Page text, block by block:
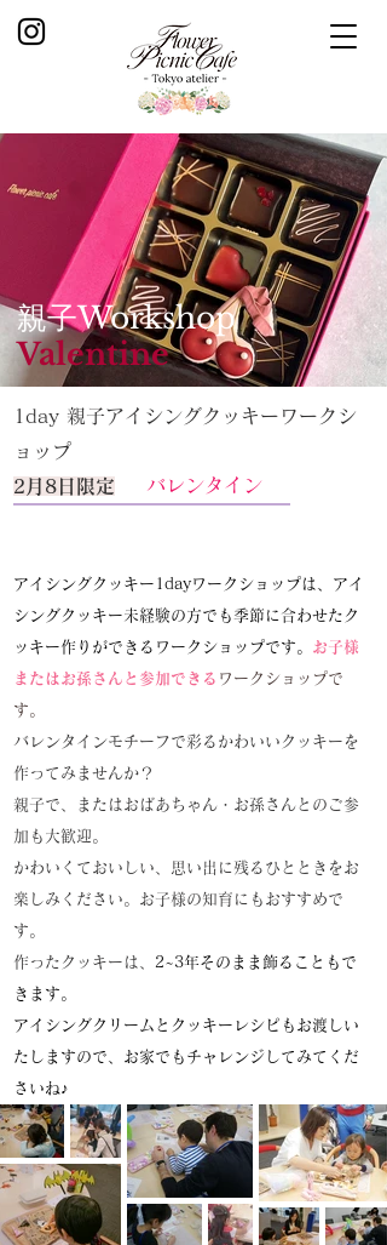
親子Workshop
Valentine
1day 親子アイシングクッキーワークシ
ョップ
2月8日限定
バレンタイン
アイシングクッキー1dayワークショップは、​アイ
シングクッキー未経験の方でも季節に合わせたク
ッキー作りができるワークショップです。 お子様
またはお孫さんと参加できる ワークショップで
す。
バレンタインモチーフで彩るかわいいクッキーを
作ってみませんか？
親子で、またはおばあちゃん・お孫さんとのご参
加も大歓迎。
かわいくておいしい、思い出に残るひとときをお
楽しみください。お子様の知育にもおすすめで
す。
​作ったクッキーは、 2~3年そのまま飾ることもで
きます。
​アイシングクリームとクッキーレシピもお渡しい
たしますので、お家でもチャレンジしてみてくだ
さいね♪